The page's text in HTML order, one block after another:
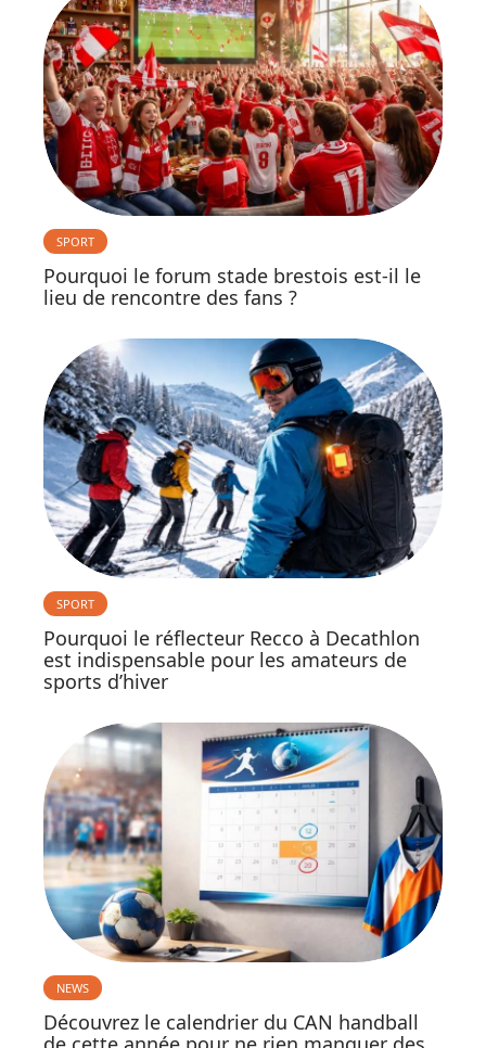
SPORT
Pourquoi le forum stade brestois est-il le
lieu de rencontre des fans ?
SPORT
Pourquoi le réflecteur Recco à Decathlon
est indispensable pour les amateurs de
sports d’hiver
NEWS
Découvrez le calendrier du CAN handball